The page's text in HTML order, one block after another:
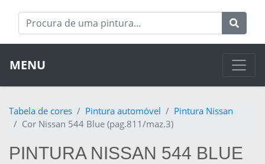
MENU
Tabela de cores Pintura automóvel
Pintura Nissan
Cor Nissan 544 Blue (pag.811/maz.3)
PINTURA NISSAN 544 BLUE